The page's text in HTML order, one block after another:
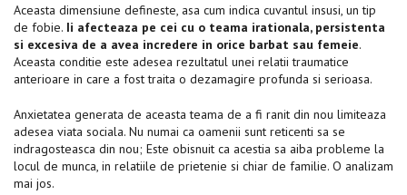
Aceasta dimensiune defineste, asa cum indica cuvantul insusi, un tip
de fobie. Ii afecteaza pe cei cu o teama irationala, persistenta
si excesiva de a avea incredere in orice barbat sau femeie.
Aceasta conditie este adesea rezultatul unei relatii traumatice
anterioare in care a fost traita o dezamagire profunda si serioasa.
Anxietatea generata de aceasta teama de a fi ranit din nou limiteaza
adesea viata sociala. Nu numai ca oamenii sunt reticenti sa se
indragosteasca din nou; Este obisnuit ca acestia sa aiba probleme la
locul de munca, in relatiile de prietenie si chiar de familie. O analizam
mai jos.